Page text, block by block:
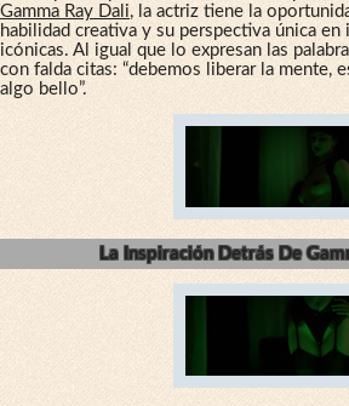
Gamma Ray Dali, la actriz tiene la
habilidad creativa y su perspectiva única en
icónicas. Al igual que lo expresan las
con falda citas: “debemos liberar la mente,
algo bello”.
La Inspiración Detrás De